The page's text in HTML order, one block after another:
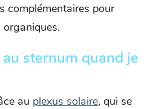
complémentaires pour
sternum quand je
au plexus solaire, qui se